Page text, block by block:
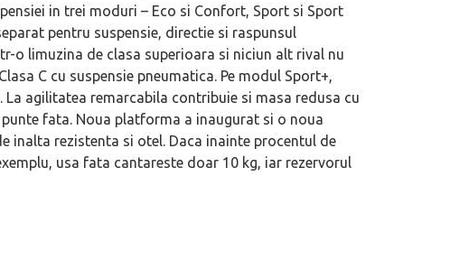
in trei moduri – Eco si Confort, Sport si Sport
pentru suspensie, directie si raspunsul
o limuzina de clasa superioara si niciun alt rival nu
C cu suspensie pneumatica. Pe modul Sport+,
agilitatea remarcabila contribuie si masa redusa cu
fata. Noua platforma a inaugurat si o noua
inalta rezistenta si otel. Daca inainte procentul de
usa fata cantareste doar 10 kg, iar rezervorul